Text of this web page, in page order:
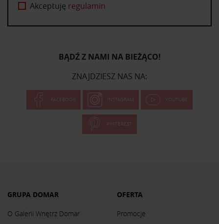
Akceptuję regulamin
BĄDŹ Z NAMI NA BIEŻĄCO!
ZNAJDZIESZ NAS NA:
FACEBOOK INSTAGRAM YOUTUBE
PINTEREST
GRUPA DOMAR
O Galerii Wnętrz Domar
OFERTA
Promocje